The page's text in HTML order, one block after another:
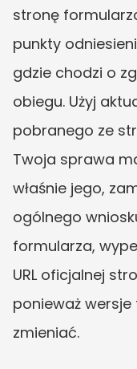
stronę
punkty
gdzie chodzi o
obiegu. Użyj
pobranego ze
Twoja sprawa
właśnie jego,
ogólnego
formularza,
URL oficjalnej
ponieważ
zmieniać.